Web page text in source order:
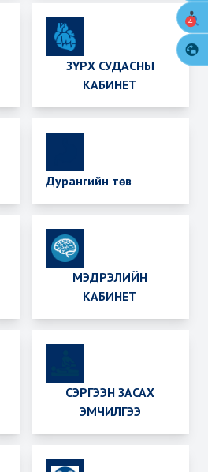
ЗҮРХ СУДАСНЫ
КАБИНЕТ
Дурангийн төв
МЭДРЭЛИЙН
КАБИНЕТ
СЭРГЭЭН ЗАСАХ
ЭМЧИЛГЭЭ
4